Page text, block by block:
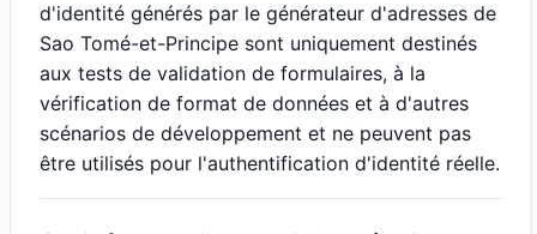
d'identité générés par le générateur d'adresses de
Sao Tomé-et-Principe sont uniquement destinés
aux tests de validation de formulaires, à la
vérification de format de données et à d'autres
scénarios de développement et ne peuvent pas
être utilisés pour l'authentification d'identité réelle.